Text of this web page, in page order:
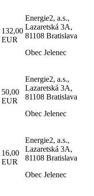
132,00
EUR
Energie2, a.s.,
Lazaretská 3A,
81108 Bratislava
Obec Jelenec
50,00
EUR
Energie2, a.s.,
Lazaretská 3A,
81108 Bratislava
Obec Jelenec
16,00
EUR
Energie2, a.s.,
Lazaretská 3A,
81108 Bratislava
Obec Jelenec